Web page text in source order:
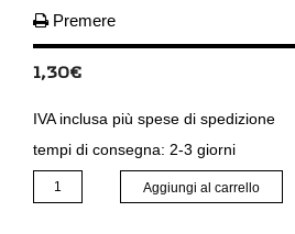
Premere
1,30€
IVA inclusa più spese di spedizione
tempi di consegna: 2-3 giorni
Packer
a
Aggiungi al carrello